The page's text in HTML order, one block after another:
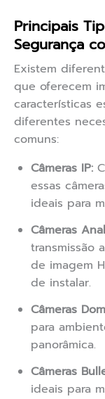
Principais
Segurança
Existem
que oferecem
características
diferentes
comuns:
Câmeras IP:
essas
ideais para
Câmeras
transmissão
de imagem
de instalar.
Câmeras
para
panorâmica.
Câmeras
ideais para